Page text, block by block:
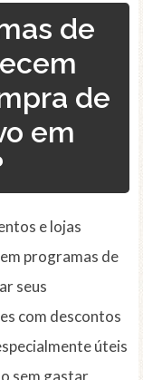
de
de
em
e lojas
programas de
seus
com descontos
úteis
sem gastar